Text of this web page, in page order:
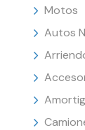
Motos
Autos